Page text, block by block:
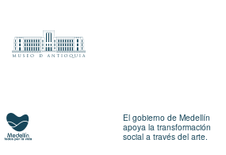
El gobierno de Medellín
apoya la transformación
social a través del arte.